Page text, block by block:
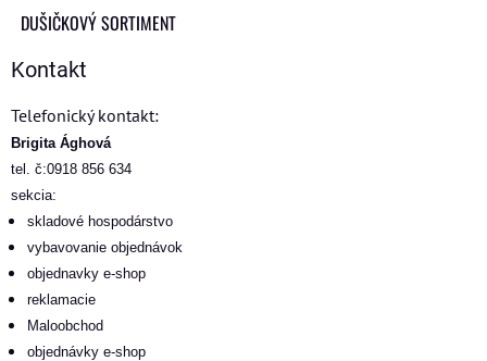
DUŠIČKOVÝ SORTIMENT
Kontakt
Telefonický kontakt:
Brigita Ághová
tel. č:0918 856 634
sekcia:
skladové hospodárstvo
vybavovanie objednávok
objednavky e-shop
reklamacie
Maloobchod
objednávky e-shop